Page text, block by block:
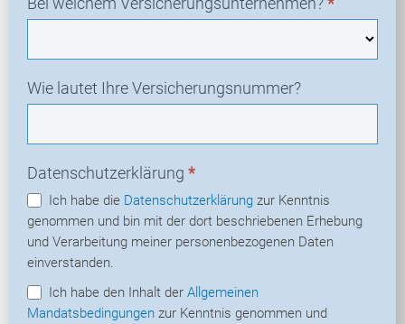
Wie lautet Ihre Versicherungsnummer?
Datenschutzerklärung *
Ich habe die Datenschutzerklärung zur Kenntnis
genommen und bin mit der dort beschriebenen Erhebung
und Verarbeitung meiner personenbezogenen Daten
einverstanden.
Ich habe den Inhalt der Allgemeinen
Mandatsbedingungen